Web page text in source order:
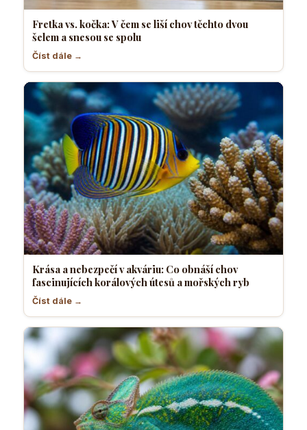
Fretka vs. kočka: V čem se liší chov těchto dvou
šelem a snesou se spolu
Číst dále →
Krása a nebezpečí v akváriu: Co obnáší chov
fascinujících korálových útesů a mořských ryb
Číst dále →